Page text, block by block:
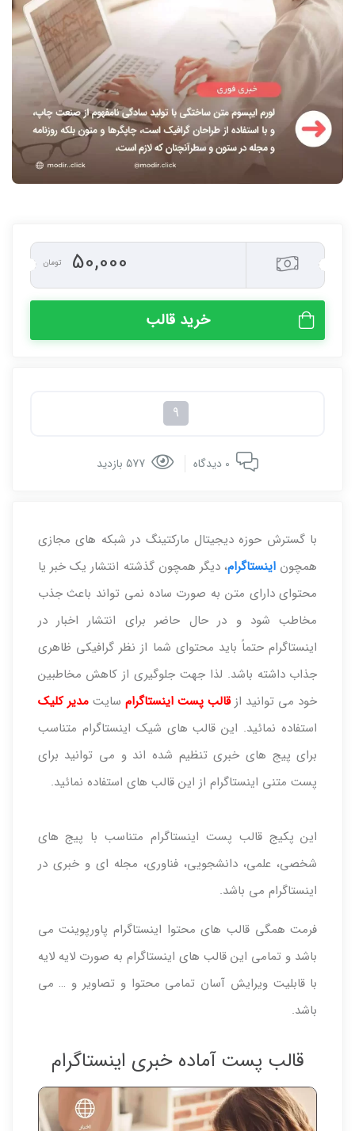
50,000 تومان
خرید قالب
9
با گسترش حوزه دیجیتال مارکتینگ در شبکه های مجازی
همچون اینستاگرام، دیگر همچون گذشته انتشار یک خبر یا
محتوای دارای متن به صورت ساده نمی تواند باعث جذب
مخاطب شود و در حال حاضر برای انتشار اخبار در
اینستاگرام حتماً باید محتوای شما از نظر گرافیکی ظاهری
جذاب داشته باشد. لذا جهت جلوگیری از کاهش مخاطبین
خود می توانید ازقالب پست اینستاگرام سایتمدیر کلیک
استفاده نمائید. این قالب های شیک اینستاگرام متناسب
برای پیج های خبری تنظیم شده اند و می توانید برای
پست متنی اینستاگرام از این قالب های استفاده نمائید.
این پکیج قالب پست اینستاگرام متناسب با پیج های
شخصی، علمی، دانشجویی، فناوری، مجله ای و خبری در
اینستاگرام می باشد.
فرمت همگی قالب های محتوا اینستاگرام پاورپوینت می
باشد و تمامی این قالب های اینستاگرام به صورت لایه لایه
با قابلیت ویرایش آسان تمامی محتوا و تصاویر و … می
باشد.
قالب پست آماده خبری اینستاگرام